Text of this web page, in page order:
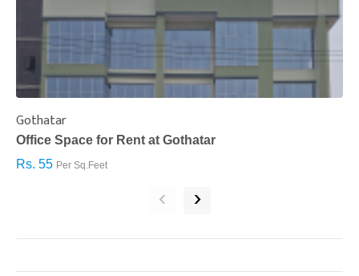
Gothatar
Office Space for Rent at Gothatar
Rs. 55 Per Sq.Feet
‹ ›